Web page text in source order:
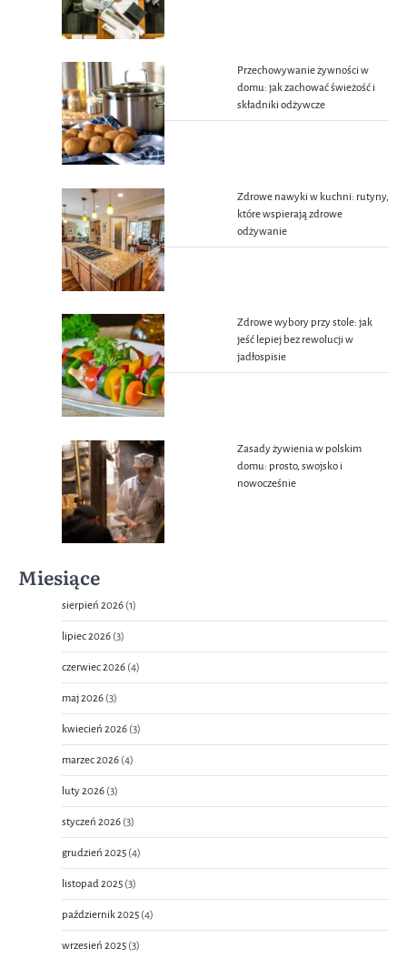
Przechowywanie żywności w
domu: jak zachować świeżość i
składniki odżywcze
Zdrowe nawyki w kuchni: rutyny,
które wspierają zdrowe
odżywanie
Zdrowe wybory przy stole: jak
jeść lepiej bez rewolucji w
jadłospisie
Zasady żywienia w polskim
domu: prosto, swojsko i
nowocześnie
Miesiące
sierpień 2026 (1)
lipiec 2026 (3)
czerwiec 2026 (4)
maj 2026 (3)
kwiecień 2026 (3)
marzec 2026 (4)
luty 2026 (3)
styczeń 2026 (3)
grudzień 2025 (4)
listopad 2025 (3)
październik 2025 (4)
wrzesień 2025 (3)